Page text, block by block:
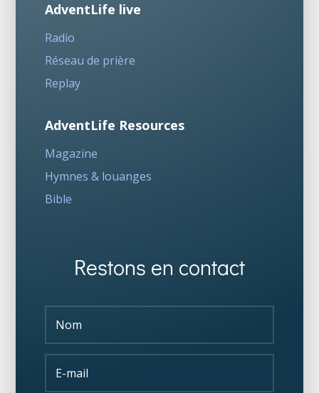
AdventLife live
Radio
Réseau de prière
Replay
AdventLife Resources
Magazine
Hymnes & louanges
Bible
Restons en contact